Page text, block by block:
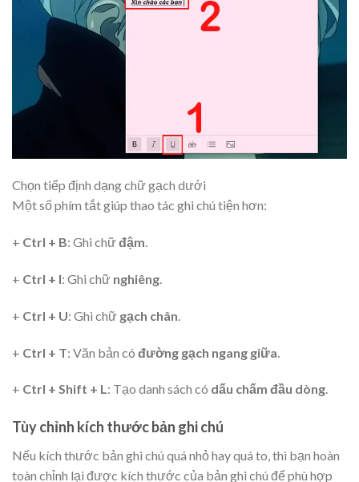
Chọn tiếp định dạng chữ gạch dưới
Một số phím tắt giúp thao tác ghi chú tiện hơn:
+ Ctrl + B: Ghi chữđậm.
+ Ctrl + I: Ghi chữ nghiêng.
+ Ctrl + U: Ghi chữ gạch chân.
+ Ctrl + T: Văn bản có đường gạch ngang giữa
+ Ctrl + Shift + L: Tạo danh sách có dấu chấm đầu dòng.
Tùy chỉnh kích thước bản ghi chú
Nếu kích thước bản ghi chú quá nhỏ hay quá to, thì bạn hoàn
toàn chỉnh lại được kích thước của bản ghi chú để phù hợp